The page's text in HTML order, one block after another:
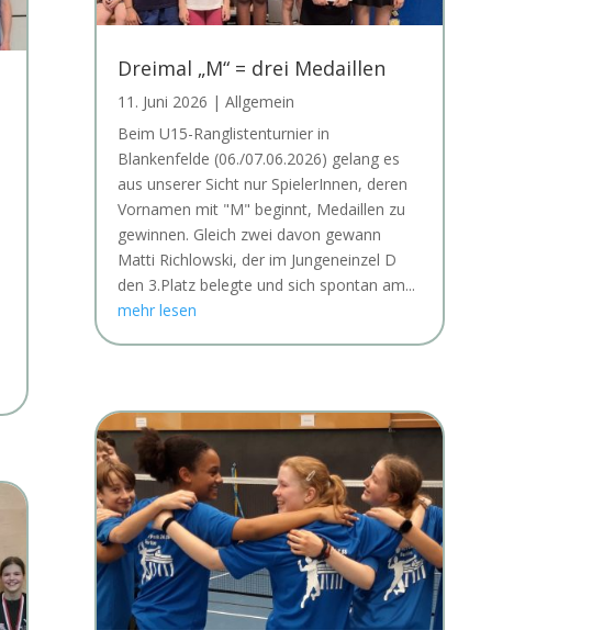
Dreimal „M“ = drei Medaillen
11. Juni 2026 | Allgemein
Beim U15-Ranglistenturnier in
Blankenfelde (06./07.06.2026) gelang es
aus unserer Sicht nur SpielerInnen, deren
Vornamen mit "M" beginnt, Medaillen zu
gewinnen. Gleich zwei davon gewann
Matti Richlowski, der im Jungeneinzel D
den 3.Platz belegte und sich spontan am...
mehr lesen